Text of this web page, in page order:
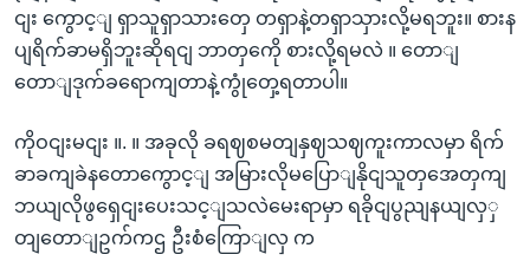
ငျး ကွောင့ျ ရှာသူရှာသားတှေ တရှာနဲ့တရှာသှားလို့မရဘူး။ စားန
ပျရိက်ခာမရှိဘူးဆိုရငျ ဘာတှကေို စားလို့ရမလဲ ။ တောျ
တောျဒုက်ခရောကျတာနဲ့ကွုံတှေ့ရတာပါ။
ကိုဝငျးမငျး ။. ။ အခုလို ခရဈစမတျနှဈသဈကူးကာလမှာ ရိက်
ခာခကျခဲနတောကွောင့ျ အမြားလိုမပြောျနိုငျသူတှအေတှကျ
ဘယျလိုဖွရှေငျးပေးသင့ျသလဲမေးရာမှာ ရခိုငျပွညျနယျလှှ
တျတောျဥက်ကဌ ဦးစံကြောျလှ က